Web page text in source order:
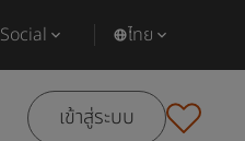
Social ไทย
เข้าสู่ระบบ